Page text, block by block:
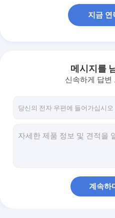
지금 연
메시지를
신속하게 답변
계속하